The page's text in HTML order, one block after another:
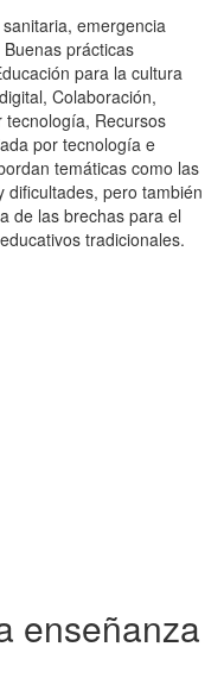
emergencia
prácticas
para la cultura
Colaboración,
Recursos
por tecnología e
temáticas como las
dificultades, pero también
de las brechas para el
tradicionales.
enseñanza